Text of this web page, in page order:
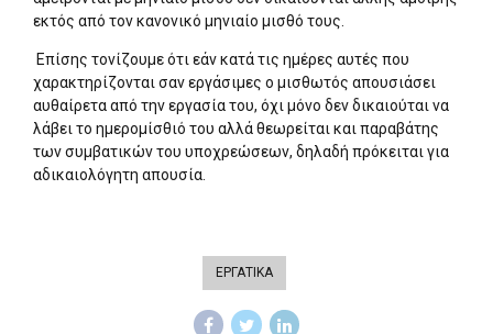
εκτός από τον κανονικό μηνιαίο μισθό τους.
Επίσης τονίζουμε ότι εάν κατά τις ημέρες αυτές που
χαρακτηρίζονται σαν εργάσιμες ο μισθωτός απουσιάσει
αυθαίρετα από την εργασία του, όχι μόνο δεν δικαιούται να
λάβει το ημερομίσθιό του αλλά θεωρείται και παραβάτης
των συμβατικών του υποχρεώσεων, δηλαδή πρόκειται για
αδικαιολόγητη απουσία.
ΕΡΓΑΤΙΚΑ